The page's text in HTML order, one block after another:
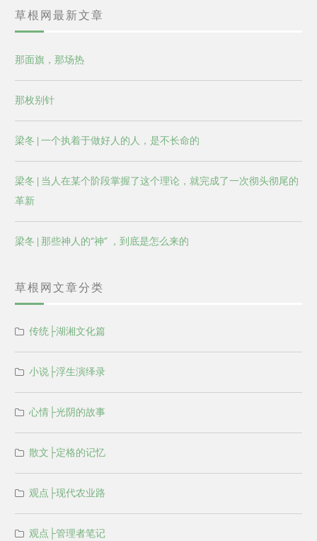
草根网最新文章
那面旗，那场热
那枚别针
梁冬 | 一个执着于做好人的人，是不长命的
梁冬 | 当人在某个阶段掌握了这个理论，就完成了一次彻头彻尾的
革新
梁冬 | 那些神人的“神” ，到底是怎么来的
草根网文章分类
传统├湖湘文化篇
小说├浮生演绎录
心情├光阴的故事
散文├定格的记忆
观点├现代农业路
观点├管理者笔记